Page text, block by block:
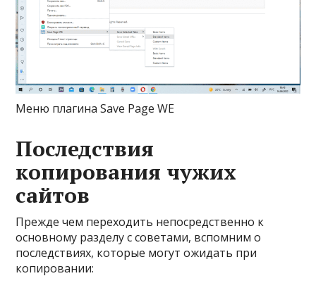
Меню плагина Save Page WE
Последствия
копирования чужих
сайтов
Прежде чем переходить непосредственно к
основному разделу с советами, вспомним о
последствиях, которые могут ожидать при
копировании: